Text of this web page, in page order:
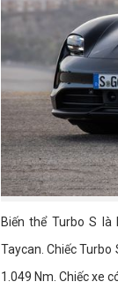
Biến thể Turbo S
Taycan. Chiếc
1.049 Nm. Chiếc xe